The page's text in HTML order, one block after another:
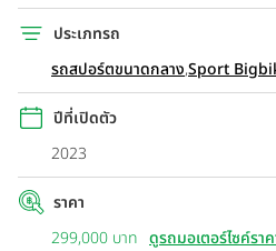
ประเภทรถ
รถสปอร์ตขนาดกลาง,Sport
ปีที่เปิดตัว
2023
ราคา
299,000 บาท ดูรถมอเตอร์ไซค์รา